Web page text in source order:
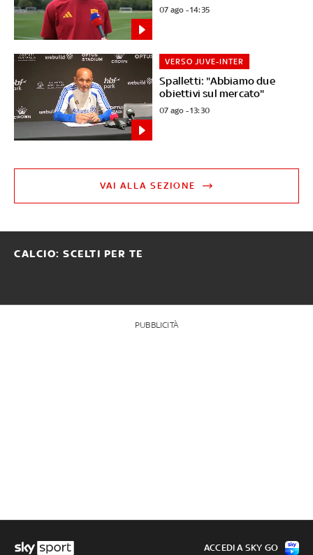
07 ago - 14:35
Spalletti: "Abbiamo due
obiettivi sul mercato"
VERSO JUVE-INTER
07 ago - 13:30
VAI ALLA SEZIONE
CALCIO: SCELTI PER TE
PUBBLICITÀ
ACCEDI A SKY GO